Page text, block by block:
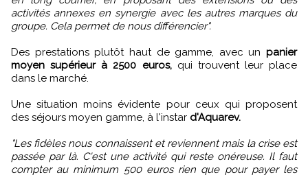
activités annexes en synergie avec les autres marques du
groupe. Cela permet de nous différencier".
Des prestations plutôt haut de gamme, avec un panier
moyen supérieur à 2500 euros,qui trouvent leur place
dans le marché.
Une situation moins évidente pour ceux qui proposent
des séjours moyen gamme, à l'instar d'Aquarev.
"Les fidèles nous connaissent et reviennent mais la crise est
passée par là. C'est une activité qui reste onéreuse. Il faut
compter au minimum 500 euros rien que pour payer les